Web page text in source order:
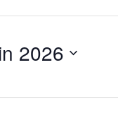
2026